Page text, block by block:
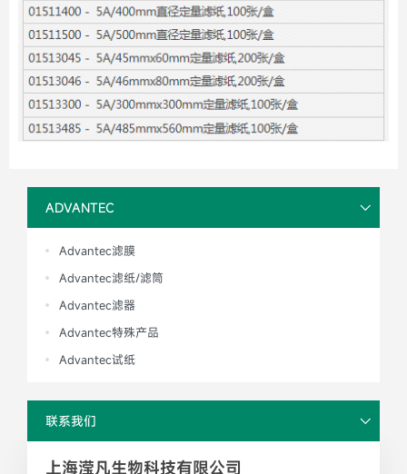
ADVANTEC
Advantec滤膜
Advantec滤纸/滤筒
Advantec滤器
Advantec特殊产品
Advantec试纸
联系我们
上海滢凡生物科技有限公司